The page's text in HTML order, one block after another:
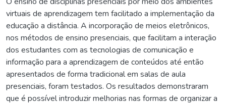
virtuais de aprendizagem tem facilitado a implementação da
educação a distância. A incorporação de meios eletrônicos,
nos métodos de ensino presenciais, que facilitam a interação
dos estudantes com as tecnologias de comunicação e
informação para a aprendizagem de conteúdos até então
apresentados de forma tradicional em salas de aula
presenciais, foram testados. Os resultados demonstraram
que é possível introduzir melhorias nas formas de organizar a